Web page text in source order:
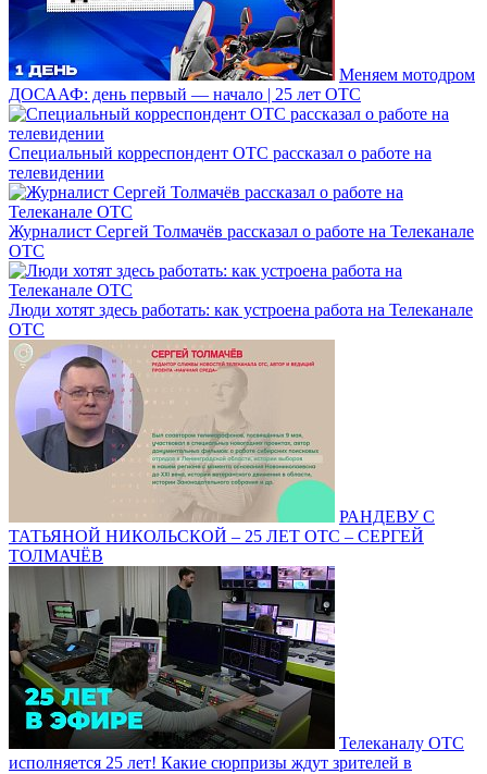
Меняем мотодром
ДОСААФ: день первый — начало | 25 лет ОТС
Специальный корреспондент ОТС рассказал о работе на
телевидении
Журналист Сергей Толмачёв рассказал о работе на Телеканале
ОТС
Люди хотят здесь работать: как устроена работа на Телеканале
ОТС
РАНДЕВУ С
ТАТЬЯНОЙ НИКОЛЬСКОЙ – 25 ЛЕТ ОТС – СЕРГЕЙ
ТОЛМАЧЁВ
Телеканалу ОТС
исполняется 25 лет! Какие сюрпризы ждут зрителей в